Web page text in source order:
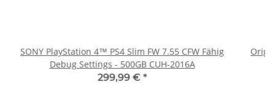
SONY PlayStation 4™ PS4 Slim FW 7.55 CFW Fähig
Debug Settings - 500GB CUH-2016A
299,99 € *